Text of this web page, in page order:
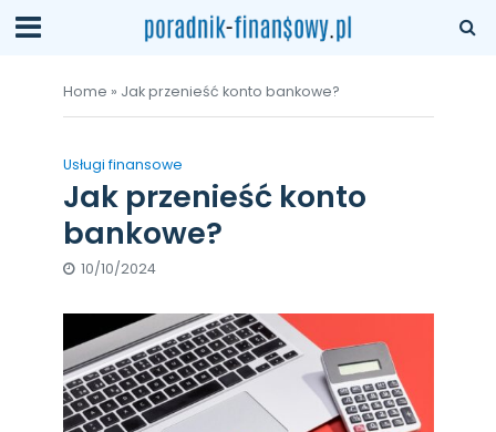
Home » Jak przenieść konto bankowe?
Usługi finansowe
Jak przenieść konto
bankowe?
10/10/2024